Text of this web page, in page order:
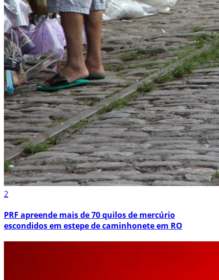
2
PRF apreende mais de 70 quilos de mercúrio
escondidos em estepe de caminhonete em RO